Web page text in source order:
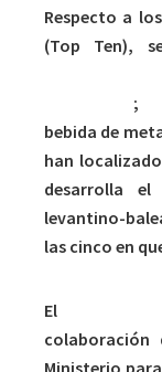
Respecto a
(Top Ten),
;
bebida de
han
desarrolla el
levantino-
las cinco en
El
colaboración